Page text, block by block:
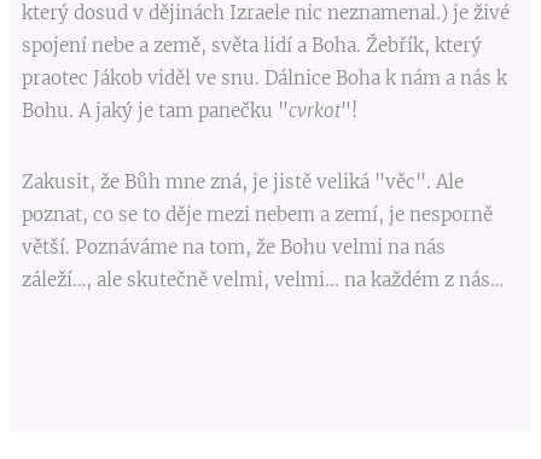
který dosud v dějinách Izraele nic neznamenal.) je živé
spojení nebe a země, světa lidí a Boha. Žebřík, který
praotec Jákob viděl ve snu. Dálnice Boha k nám a nás k
Bohu. A jaký je tam panečku "cvrkot"!
Zakusit, že Bůh mne zná, je jistě veliká "věc". Ale
poznat, co se to děje mezi nebem a zemí, je nesporně
větší. Poznáváme na tom, že Bohu velmi na nás
záleží…, ale skutečně velmi, velmi... na každém z nás…